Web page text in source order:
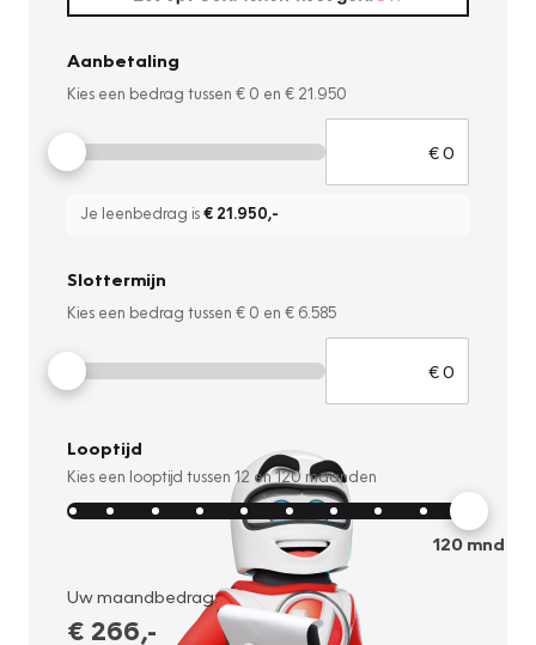
Aanbetaling
Kies een bedrag tussen € 0 en € 21.950
Je leenbedrag is€ 21.950,-
Slottermijn
Kies een bedrag tussen € 0 en € 6.585
Looptijd
Kies een looptijd tussen 12 en120 maanden
120mnd
Uw maandbedrag:
€ 266,-